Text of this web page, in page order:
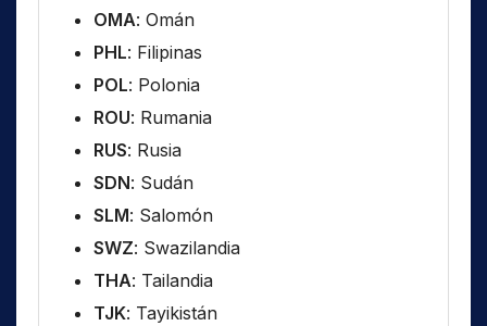
OMA: Omán
PHL: Filipinas
POL: Polonia
ROU: Rumania
RUS: Rusia
SDN: Sudán
SLM: Salomón
SWZ: Swazilandia
THA: Tailandia
TJK: Tayikistán